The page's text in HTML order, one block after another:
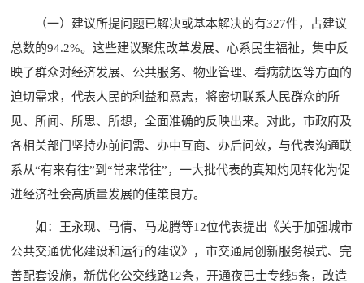
（一）建议所提问题已解决或基本解决的有327件，占建议
总数的94.2%。这些建议聚焦改革发展、心系民生福祉，集中反
映了群众对经济发展、公共服务、物业管理、看病就医等方面的
迫切需求，代表人民的利益和意志，将密切联系人民群众的所
见、所闻、所思、所想，全面准确的反映出来。对此，市政府及
各相关部门坚持办前问需、办中互商、办后问效，与代表沟通联
系从“有来有往”到“常来常往”，一大批代表的真知灼见转化为促
进经济社会高质量发展的佳策良方。
如：王永现、马倩、马龙腾等12位代表提出《关于加强城市
公共交通优化建设和运行的建议》，市交通局创新服务模式、完
善配套设施，新优化公交线路12条，开通夜巴士专线5条，改造